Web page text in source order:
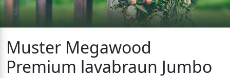
Muster Megawood
Premium lavabraun Jumbo